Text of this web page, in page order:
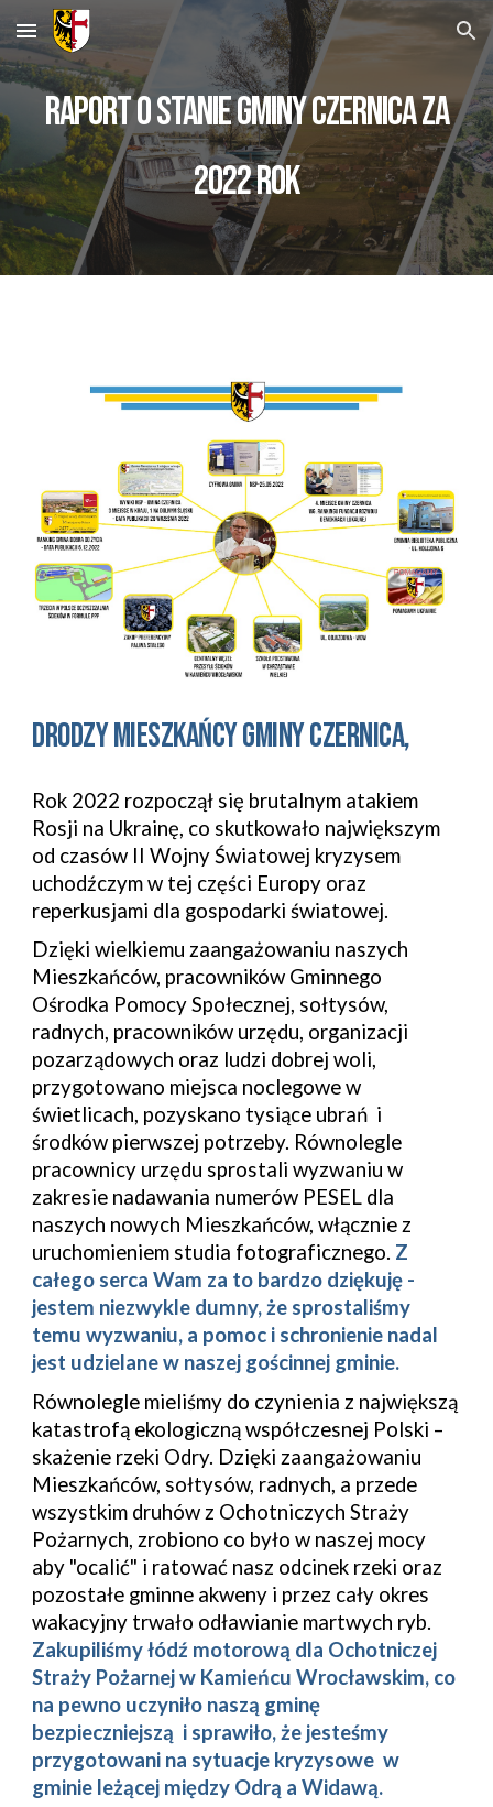
Skip to main content Skip to navigation
Raport o stanie Gminy Czernica ZA
2022 rok
DRODZY MIESZKAŃCY gminy czernica,
Rok 2022 rozpoczął się brutalnym atakiem
Rosji na Ukrainę, co skutkowało największym
od czasów II Wojny Światowej kryzysem
uchodźczym w tej części Europy oraz
reperkusjami dla gospodarki światowej.
Dzięki wielkiemu zaangażowaniu naszych
Mieszkańców, pracowników Gminnego
Ośrodka Pomocy Społecznej, sołtysów,
radnych, pracowników urzędu, organizacji
pozarządowych oraz ludzi dobrej woli,
przygotowano miejsca noclegowe w
świetlicach, pozyskano tysiące ubrań i
środków pierwszej potrzeby. Równolegle
pracownicy urzędu sprostali wyzwaniu w
zakresie nadawania numerów PESEL dla
naszych nowych Mieszkańców, włącznie z
uruchomieniem studia fotograficznego. Z
całego serca Wam za to bardzo dziękuję -
jestem niezwykle dumny, że sprostaliśmy
temu wyzwaniu, a pomoc i schronienie nadal
jest udzielane w naszej gościnnej gminie.
Równolegle mieliśmy do czynienia z największą
katastrofą ekologiczną współczesnej Polski –
skażenie rzeki Odry. Dzięki zaangażowaniu
Mieszkańców, sołtysów, radnych, a przede
wszystkim druhów z Ochotniczych Straży
Pożarnych, zrobiono co było w naszej mocy
aby "ocalić" i ratować nasz odcinek rzeki oraz
pozostałe gminne akweny i przez cały okres
wakacyjny trwało odławianie martwych ryb.
Zakupiliśmy łódź motorową dla Ochotniczej
Straży Pożarnej w Kamieńcu Wrocławskim, co
na pewno uczyniło naszą gminę
bezpieczniejszą i sprawiło, że jesteśmy
przygotowani na sytuacje kryzysowe w
gminie leżącej między Odrą a Widawą.